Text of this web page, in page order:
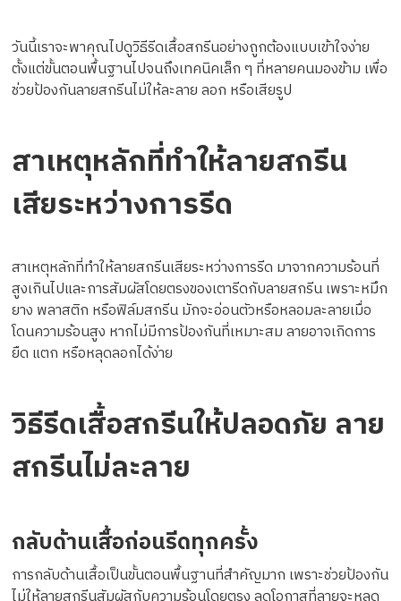
วันนี้เราจะพาคุณไปดูวิธีรีดเสื้อสกรีนอย่างถูกต้องแบบเข้าใจง่าย
ตั้งแต่ขั้นตอนพื้นฐานไปจนถึงเทคนิคเล็ก ๆ ที่หลายคนมองข้าม เพื่อ
ช่วยป้องกันลายสกรีนไม่ให้ละลาย ลอก หรือเสียรูป
สาเหตุหลักที่ทำให้ลายสกรีน
เสียระหว่างการรีด
สาเหตุหลักที่ทำให้ลายสกรีนเสียระหว่างการรีด มาจากความร้อนที่
สูงเกินไปและการสัมผัสโดยตรงของเตารีดกับลายสกรีน เพราะหมึก
ยาง พลาสติก หรือฟิล์มสกรีน มักจะอ่อนตัวหรือหลอมละลายเมื่อ
โดนความร้อนสูง หากไม่มีการป้องกันที่เหมาะสม ลายอาจเกิดการ
ยืด แตก หรือหลุดลอกได้ง่าย
วิธีรีดเสื้อสกรีนให้ปลอดภัย ลาย
สกรีนไม่ละลาย
กลับด้านเสื้อก่อนรีดทุกครั้ง
การกลับด้านเสื้อเป็นขั้นตอนพื้นฐานที่สำคัญมาก เพราะช่วยป้องกัน